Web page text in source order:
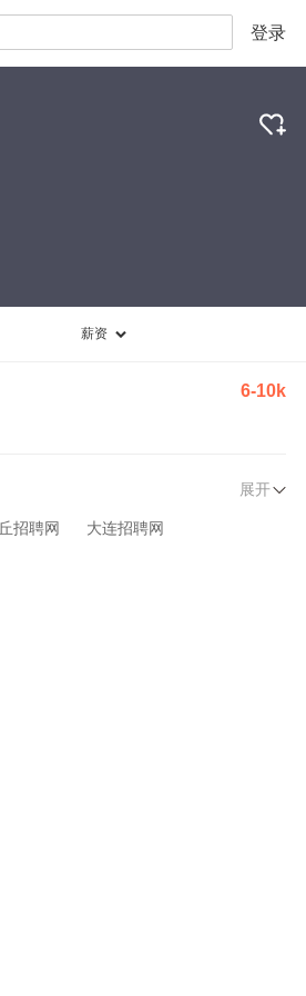
登录
薪资
6-10k
展开
招聘网
大连招聘网